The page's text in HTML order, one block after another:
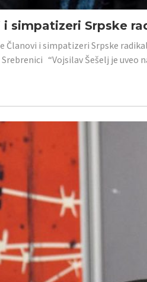
i simpatizeri Srpske
Članovi i simpatizeri Srpske
“Vojsilav Šešelj je uveo